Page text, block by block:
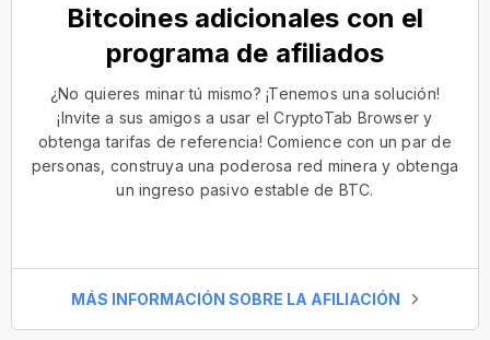
Bitcoines adicionales con el
programa de afiliados
¿No quieres minar tú mismo? ¡Tenemos una solución!
¡Invite a sus amigos a usar el CryptoTab Browser y
obtenga tarifas de referencia! Comience con un par de
personas, construya una poderosa red minera y obtenga
un ingreso pasivo estable de BTC.
MÁS INFORMACIÓN SOBRE LA AFILIACIÓN